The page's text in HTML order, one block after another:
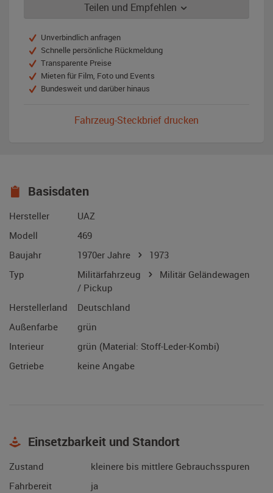
Teilen und Empfehlen
Unverbindlich anfragen
Schnelle persönliche Rückmeldung
Transparente Preise
Mieten für Film, Foto und Events
Bundesweit und darüber hinaus
Fahrzeug-Steckbrief drucken
Basisdaten
Hersteller
UAZ
Modell
469
Baujahr
1970er Jahre
1973
Typ
Militärfahrzeug
Militär Geländewagen
/ Pickup
Herstellerland
Deutschland
Außenfarbe
grün
Interieur
grün (Material: Stoff-Leder-Kombi)
Getriebe
keine Angabe
Einsetzbarkeit und Standort
Zustand
kleinere bis mittlere Gebrauchsspuren
Fahrbereit
ja